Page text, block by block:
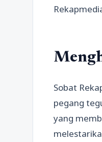
Sobat
pegang
yang